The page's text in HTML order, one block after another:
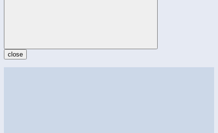
close